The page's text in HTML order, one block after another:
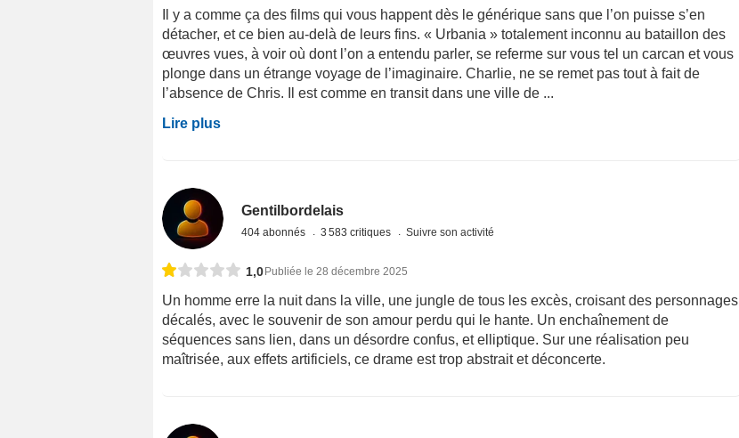
Il y a comme ça des films qui vous happent dès le générique sans que l’on puisse s’en
détacher, et ce bien au-delà de leurs fins. « Urbania » totalement inconnu au bataillon des
œuvres vues, à voir où dont l’on a entendu parler, se referme sur vous tel un carcan et vous
plonge dans un étrange voyage de l’imaginaire. Charlie, ne se remet pas tout à fait de
l’absence de Chris. Il est comme en transit dans une ville de ...
Lire plus
Gentilbordelais
404 abonnés 3 583 critiques Suivre son activité
1,0 Publiée le 28 décembre 2025
Un homme erre la nuit dans la ville, une jungle de tous les excès, croisant des personnages
décalés, avec le souvenir de son amour perdu qui le hante. Un enchaînement de
séquences sans lien, dans un désordre confus, et elliptique. Sur une réalisation peu
maîtrisée, aux effets artificiels, ce drame est trop abstrait et déconcerte.